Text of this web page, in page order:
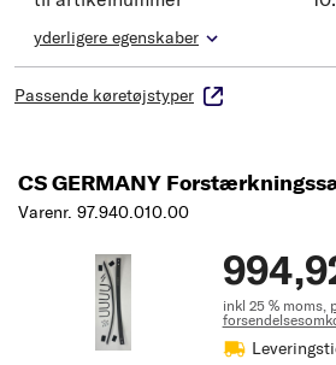
yderligere egenskaber
Passende køretøjstyper
CS GERMANY
Varenr. 97.940.010.00
inkl 25 % moms,